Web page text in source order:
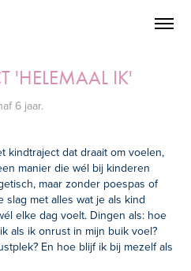
'HELEMAAL IK'
6 jaar.
kindtraject dat draait om voelen,
manier die wél bij kinderen
maar zonder poespas of
slag met alles wat je als kind
elke dag voelt. Dingen als: hoe
als ik onrust in mijn buik voel?
En hoe blijf ik bij mezelf als